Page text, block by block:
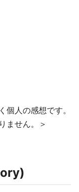
個人の感想です。
ません。＞